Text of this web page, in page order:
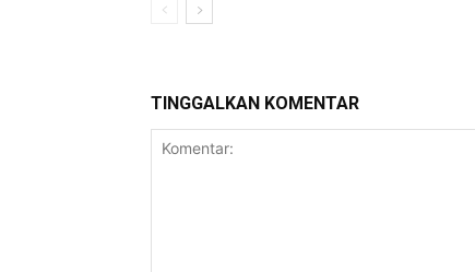
TINGGALKAN KOMENTAR